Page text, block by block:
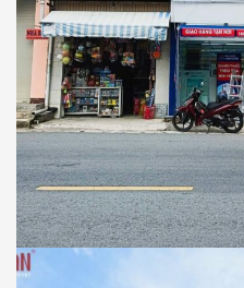
NHÀ THUỐC LONG
Thiết Kế Thi Công
Long Châu Tại Xã